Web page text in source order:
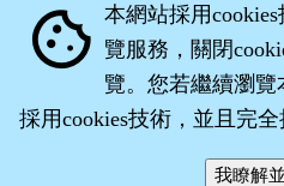
‧沈藥子
cookie 本網站採用
覽服務，關閉
覽。您若繼續瀏
採用cookies技術，並且完